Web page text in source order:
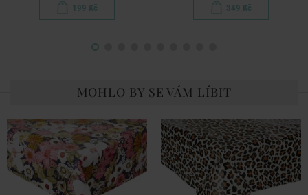
199 Kč 349 Kč
MOHLO BY SE VÁM LÍBIT